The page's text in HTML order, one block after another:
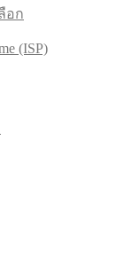
อก
(ISP)